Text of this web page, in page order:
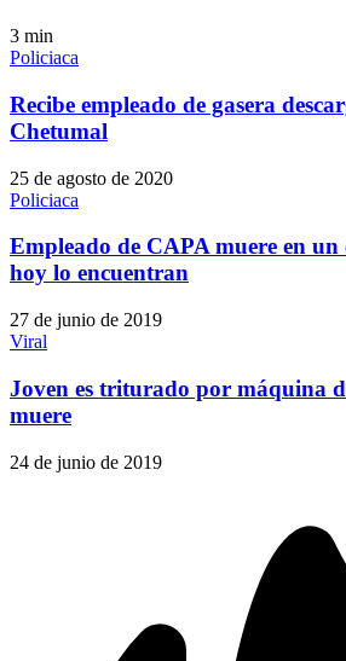
3 min
Policiaca
Recibe empleado de gasera
Chetumal
25 de agosto de 2020
Policiaca
Empleado de CAPA muere en un
hoy lo encuentran
27 de junio de 2019
Viral
Joven es triturado por máquina
muere
24 de junio de 2019